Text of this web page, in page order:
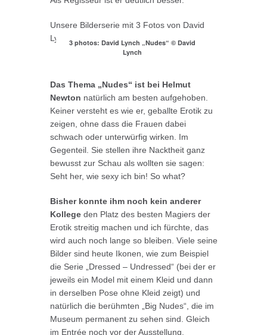
Unsere Bilderserie mit 3 Fotos von David
Lynch:3 photos: David Lynch „Nudes“ © David
Lynch
Das Thema „Nudes“ ist bei Helmut
Newton natürlich am besten aufgehoben.
Keiner versteht es wie er, geballte Erotik zu
zeigen, ohne dass die Frauen dabei
schwach oder unterwürfig wirken. Im
Gegenteil. Sie stellen ihre Nacktheit ganz
bewusst zur Schau als wollten sie sagen:
Seht her, wie sexy ich bin! So what?
Bisher konnte ihm noch kein anderer
Kollegeden Platz des besten Magiers der
Erotik streitig machen und ich fürchte, das
wird auch noch lange so bleiben. Viele seine
Bilder sind heute Ikonen, wie zum Beispiel
die Serie „Dressed – Undressed“ (bei der er
jeweils ein Model mit einem Kleid und dann
in derselben Pose ohne Kleid zeigt) und
natürlich die berühmten „Big Nudes“, die im
Museum permanent zu sehen sind. Gleich
im Entrée noch vor der Ausstellung.